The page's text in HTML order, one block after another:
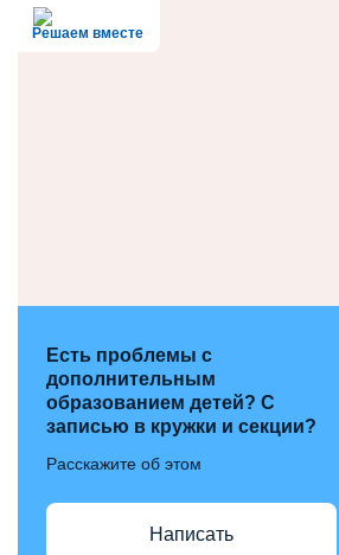
Решаем вместе
Есть проблемы с
дополнительным
образованием детей? С
записью в кружки и секции?
Расскажите об этом
Написать